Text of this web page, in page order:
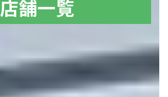
店舗一覧